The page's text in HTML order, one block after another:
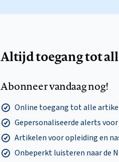
Altijd toegang tot
Abonneer vandaag nog!
Online toegang tot alle
Gepersonaliseerde alerts
Artikelen voor opleiding en
Onbeperkt luisteren naar de